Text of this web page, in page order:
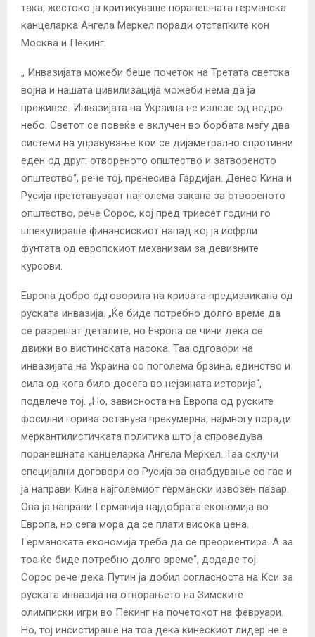
така, жестоко ја критикуваше поранешната германска
канцеларка Ангела Меркел поради отстапките кон
Москва и Пекинг.
„ Инвазијата можеби беше почеток на Третата светска
војна и нашата цивилизација можеби нема да ја
преживее. Инвазијата на Украина не излезе од ведро
небо. Светот се повеќе е вклучен во борбата меѓу два
системи на управување кои се дијаметрално спротивни
еден од друг: отвореното општество и затвореното
општество“, рече тој, пренесива Гардијан. Денес Кина и
Русија претставуваат најголема закана за отвореното
општество, рече Сорос, кој пред триесет години го
шпекулираше финансискиот напад кој ја исфрли
фунтата од европскиот механизам за девизните
курсови.
Европа добро одговорила на кризата предизвикана од
руската инвазија. „Ќе биде потребно долго време да
се разрешат деталите, но Европа се чини дека се
движи во вистинската насока. Таа одговори на
инвазијата на Украина со поголема брзина, единство и
сила од кога било досега во нејзината историја“,
подвлече тој. „Но, зависноста на Европа од руските
фосилни горива останува прекумерна, најмногу поради
меркантилистичката политика што ја спроведува
поранешната канцеларка Ангела Меркел. Таа склучи
специјални договори со Русија за снабдување со гас и
ја направи Кина најголемиот германски извозен пазар.
Ова ја направи Германија најдобрата економија во
Европа, но сега мора да се плати висока цена.
Германската економија треба да се преориентира. А за
тоа ќе биде потребно долго време“, додаде тој.
Сорос рече дека Путин ја добил согласноста на Кси за
руската инвазија на отворањето на Зимските
олимписки игри во Пекинг на почетокот на февруари.
Но, тој инсистираше на тоа дека кинескиот лидер не е